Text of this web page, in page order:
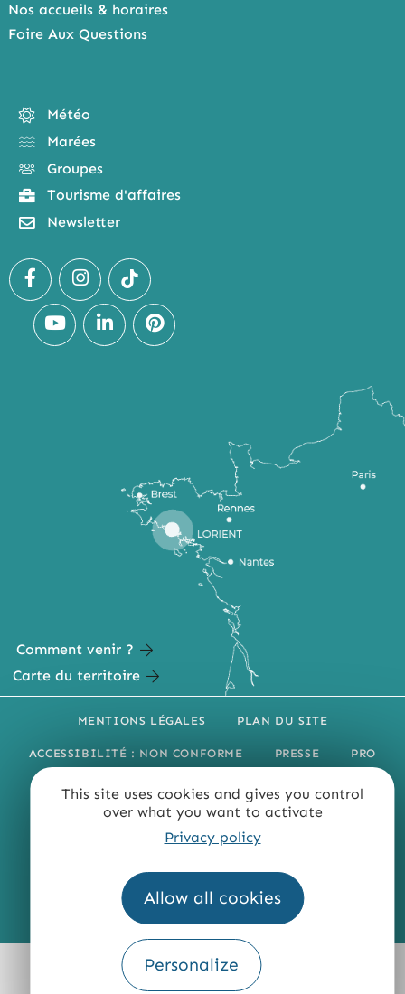
This site uses cookies and gives you control
over what you want to activate
Privacy policy
Allow all cookies
Personalize
Nos accueils & horaires
Foire Aux Questions
Météo
Marées
Groupes
Tourisme d'affaires
Newsletter
Comment venir ?
Carte du territoire
MENTIONS LÉGALES PLAN DU SITE
ACCESSIBILITÉ : NON CONFORME PRESSE PRO
QUI SOMMES-NOUS ?
Fourni par
Traduction